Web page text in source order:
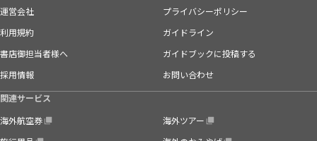
運営会社
プライバシーポリシー
利用規約
ガイドライン
書店御担当者様へ
ガイドブックに投稿する
採用情報
お問い合わせ
関連サービス
海外航空券
海外ツアー